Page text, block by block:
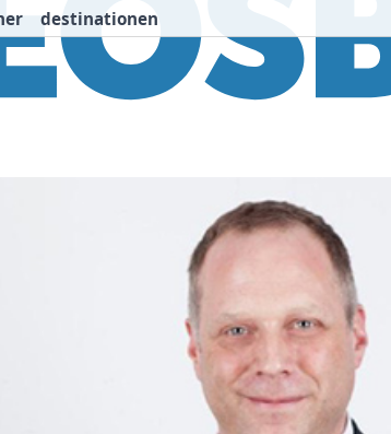
destinationen
Inspiration Destinationen